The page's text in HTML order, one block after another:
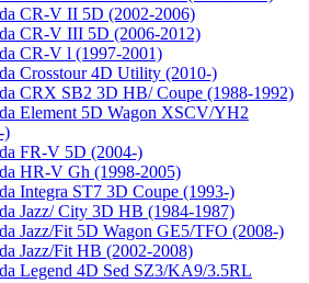
CR-V II 5D (2002-2006)
CR-V III 5D (2006-2012)
CR-V l (1997-2001)
Crosstour 4D Utility (2010-)
CRX SB2 3D HB/ Coupe (1988-1992)
Element 5D Wagon XSCV/YH2
)
FR-V 5D (2004-)
HR-V Gh (1998-2005)
Integra ST7 3D Coupe (1993-)
Jazz/ City 3D HB (1984-1987)
Jazz/Fit 5D Wagon GE5/TFO (2008-)
Jazz/Fit HB (2002-2008)
Legend 4D Sed SZ3/KA9/3.5RL